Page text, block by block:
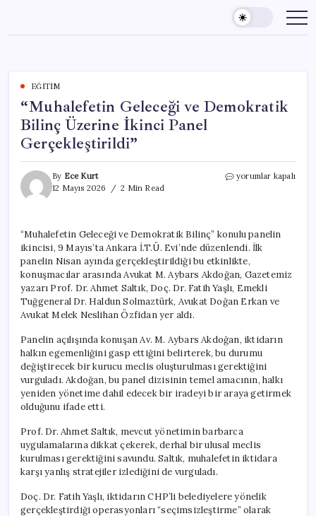
content
EĞITIM
“Muhalefetin Geleceği ve Demokratik
Bilinç Üzerine İkinci Panel
Gerçekleştirildi”
By Ece Kurt
12 Mayıs 2026
2 Min Read
“Muhalefetin
Üzerine
İkinci
Panel
Gerçekleştirildi”
için
yorumlar kapalı
“Muhalefetin Geleceği ve Demokratik Bilinç” konulu panelin
ikincisi, 9 Mayıs’ta Ankara İ.T.Ü. Evi’nde düzenlendi. İlk
panelin Nisan ayında gerçekleştirildiği bu etkinlikte,
konuşmacılar arasında Avukat M. Aybars Akdoğan, Gazetemiz
yazarı Prof. Dr. Ahmet Saltık, Doç. Dr. Fatih Yaşlı, Emekli
Tuğgeneral Dr. Haldun Solmaztürk, Avukat Doğan Erkan ve
Avukat Melek Neslihan Özfidan yer aldı.
Panelin açılışında konuşan Av. M. Aybars Akdoğan, iktidarın
halkın egemenliğini gasp ettiğini belirterek, bu durumu
değiştirecek bir kurucu meclis oluşturulması gerektiğini
vurguladı. Akdoğan, bu panel dizisinin temel amacının, halkı
yeniden yönetime dahil edecek bir iradeyi bir araya getirmek
olduğunu ifade etti.
Prof. Dr. Ahmet Saltık, mevcut yönetimin barbarca
uygulamalarına dikkat çekerek, derhal bir ulusal meclis
kurulması gerektiğini savundu. Saltık, muhalefetin iktidara
karşı yanlış stratejiler izlediğini de vurguladı.
Doç. Dr. Fatih Yaşlı, iktidarın CHP’li belediyelere yönelik
gerçekleştirdiği operasyonları “seçimsizleştirme” olarak